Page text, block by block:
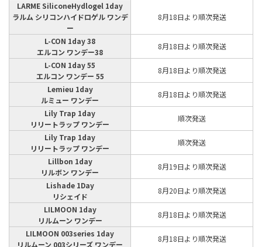
LARME SiliconeHydlogel 1day
ラルム シリコンハイドロゲル ワンデ
ー
8月18日より順次発送
L-CON 1day 38
エルコン ワンデー38
8月18日より順次発送
L-CON 1day 55
エルコン ワンデー 55
8月18日より順次発送
Lemieu 1day
ルミュー ワンデー
8月18日より順次発送
Lily Trap 1day
リリートラップ ワンデー
順次発送
Lily Trap 1day
リリートラップ ワンデー
順次発送
Lillbon 1day
リルボン ワンデー
8月19日より順次発送
Lishade 1Day
リシェイド
8月20日より順次発送
LILMOON 1day
リルムーン ワンデー
8月18日より順次発送
LILMOON 003series 1day
リルムーン 003シリーズ ワンデー
8月18日より順次発送